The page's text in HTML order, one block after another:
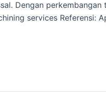
Dengan
services Referensi: